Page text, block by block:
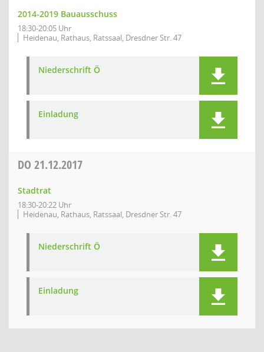
2014-2019 Bauausschuss
18:30-20:05 Uhr
Heidenau, Rathaus, Ratssaal, Dresdner Str. 47
Niederschrift Ö
Einladung
DO 21.12.2017
Stadtrat
18:30-20:22 Uhr
Heidenau, Rathaus, Ratssaal, Dresdner Str. 47
Niederschrift Ö
Einladung